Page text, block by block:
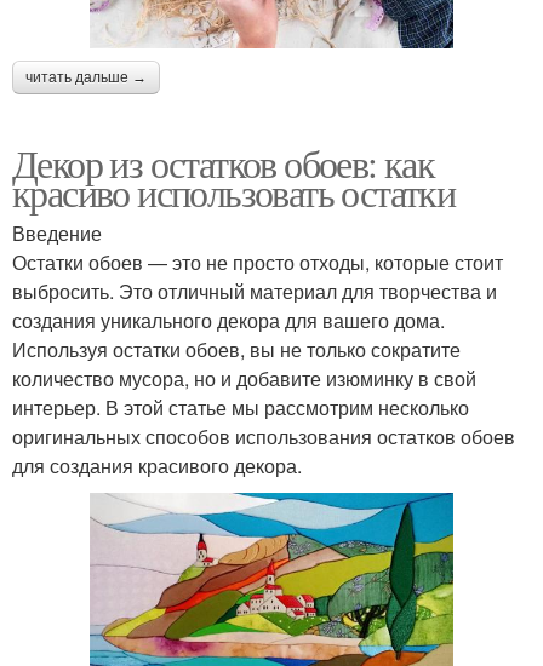
читать дальше →
Декор из остатков обоев: как
красиво использовать остатки
Введение
Остатки обоев — это не просто отходы, которые стоит
выбросить. Это отличный материал для творчества и
создания уникального декора для вашего дома.
Используя остатки обоев, вы не только сократите
количество мусора, но и добавите изюминку в свой
интерьер. В этой статье мы рассмотрим несколько
оригинальных способов использования остатков обоев
для создания красивого декора.